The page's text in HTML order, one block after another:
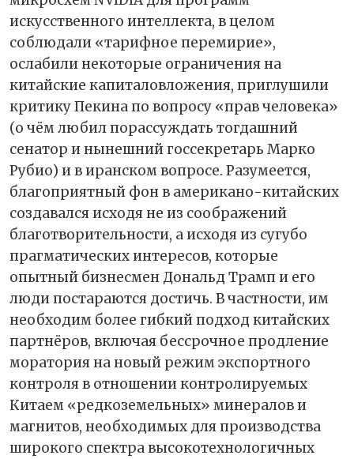
искусственного интеллекта, в целом
соблюдали «тарифное перемирие»,
ослабили некоторые ограничения на
китайские капиталовложения, приглушили
критику Пекина по вопросу «прав человека»
(о чём любил порассуждать тогдашний
сенатор и нынешний госсекретарь Марко
Рубио) и в иранском вопросе. Разумеется,
благоприятный фон в американо-китайских
создавался исходя не из соображений
благотворительности, а исходя из сугубо
прагматических интересов, которые
опытный бизнесмен Дональд Трамп и его
люди постараются достичь. В частности, им
необходим более гибкий подход китайских
партнёров, включая бессрочное продление
моратория на новый режим экспортного
контроля в отношении контролируемых
Китаем «редкоземельных» минералов и
магнитов, необходимых для производства
широкого спектра высокотехнологичных